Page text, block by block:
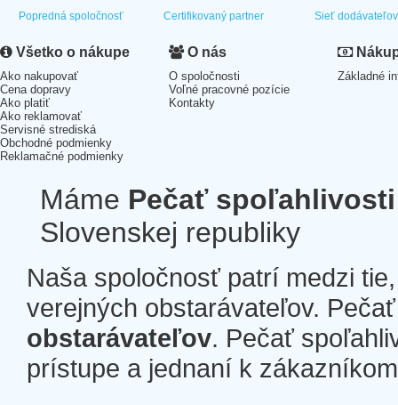
Popredná spoločnosť Certifikovaný partner Sieť dodávateľov
Všetko o nákupe
Ako nakupovať
Cena dopravy
Ako platiť
Ako reklamovať
Servisné strediská
Obchodné podmienky
Reklamačné podmienky
O nás
O spoločnosti
Voľné pracovné pozície
Kontakty
Základné
Máme Pečať spoľahlivosti
Slovenskej republiky
Naša spoločnosť patrí medzi
verejných obstarávateľov.
obstarávateľov. Pečať
prístupe a jednaní k